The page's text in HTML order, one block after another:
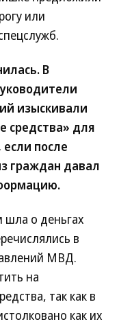
или
В
изыскивали
средства» для
после
граждан давал
шла о деньгах
в
МВД.
на
так как в
как их